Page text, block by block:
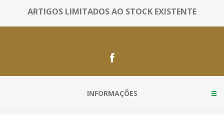
ARTIGOS LIMITADOS AO STOCK EXISTENTE
INFORMAÇÕES